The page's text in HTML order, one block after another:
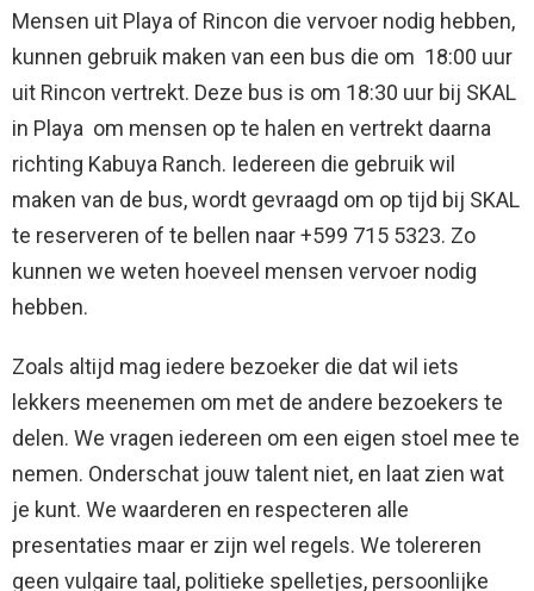
Mensen uit Playa of Rincon die vervoer nodig hebben,
kunnen gebruik maken van een bus die om 18:00 uur
uit Rincon vertrekt. Deze bus is om 18:30 uur bij SKAL
in Playa om mensen op te halen en vertrekt daarna
richting Kabuya Ranch. Iedereen die gebruik wil
maken van de bus, wordt gevraagd om op tijd bij SKAL
te reserveren of te bellen naar +599 715 5323. Zo
kunnen we weten hoeveel mensen vervoer nodig
hebben.
Zoals altijd mag iedere bezoeker die dat wil iets
lekkers meenemen om met de andere bezoekers te
delen. We vragen iedereen om een eigen stoel mee te
nemen. Onderschat jouw talent niet, en laat zien wat
je kunt. We waarderen en respecteren alle
presentaties maar er zijn wel regels. We tolereren
geen vulgaire taal, politieke spelletjes, persoonlijke